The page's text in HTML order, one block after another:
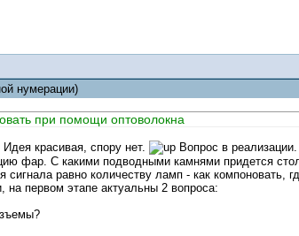
нумерации)
при помощи оптоволокна
красивая, спору нет.
Вопрос в реализации.
фар. С какими подводными камнями придется
равно количеству ламп - как компоновать,
первом этапе актуальны 2 вопроса: